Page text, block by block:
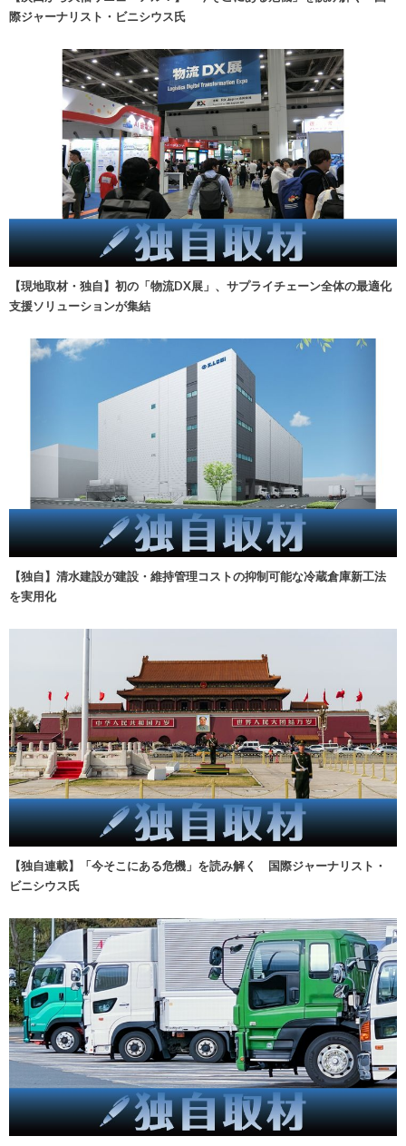
際ジャーナリスト・ビニシウス氏
【現地取材・独自】初の「物流DX展」、サプライチェーン全体の最適化
支援ソリューションが集結
【独自】清水建設が建設・維持管理コストの抑制可能な冷蔵倉庫新工法
を実用化
【独自連載】「今そこにある危機」を読み解く 国際ジャーナリスト・
ビニシウス氏